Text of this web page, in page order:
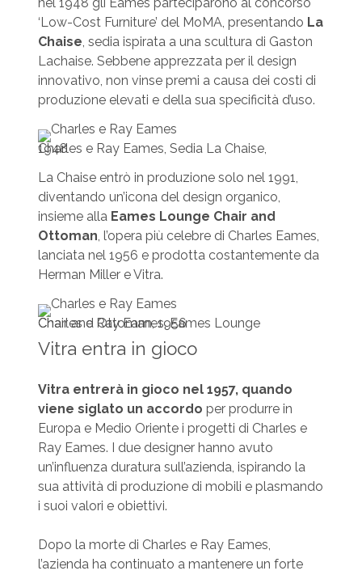
‘Low-Cost Furniture’ del MoMA, presentando La
Chaise, sedia ispirata a una scultura di Gaston
Lachaise. Sebbene apprezzata per il design
innovativo, non vinse premi a causa dei costi di
produzione elevati e della sua specificità d’uso.
Charles e Ray Eames, Sedia La Chaise, 1948
La Chaise entrò in produzione solo nel 1991,
diventando un’icona del design organico,
insieme alla Eames Lounge Chair and
Ottoman, l’opera più celebre di Charles Eames,
lanciata nel 1956 e prodotta costantemente da
Herman Miller e Vitra.
Charles e Ray Eames, Eames Lounge Chair and Ottoman, 1956
Vitra entra in gioco
Vitra entrerà in gioco nel 1957, quando
viene siglato un accordo per produrre in
Europa e Medio Oriente i progetti di Charles e
Ray Eames. I due designer hanno avuto
un’influenza duratura sull’azienda, ispirando la
sua attività di produzione di mobili e plasmando
i suoi valori e obiettivi.
Dopo la morte di Charles e Ray Eames,
l’azienda ha continuato a mantenere un forte